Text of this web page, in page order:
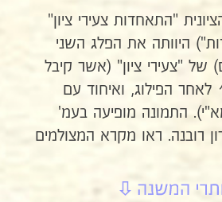
"התאחדות צעירי ציון"
היוותה את הפלג השני
של "צעירי ציון" (אשר קיבל
את שמו ב 1920 לאחר הפילוג, ואיחוד עם
התמונה מופיעה בעמ'
רובנה. ראו מקרא המצולמים